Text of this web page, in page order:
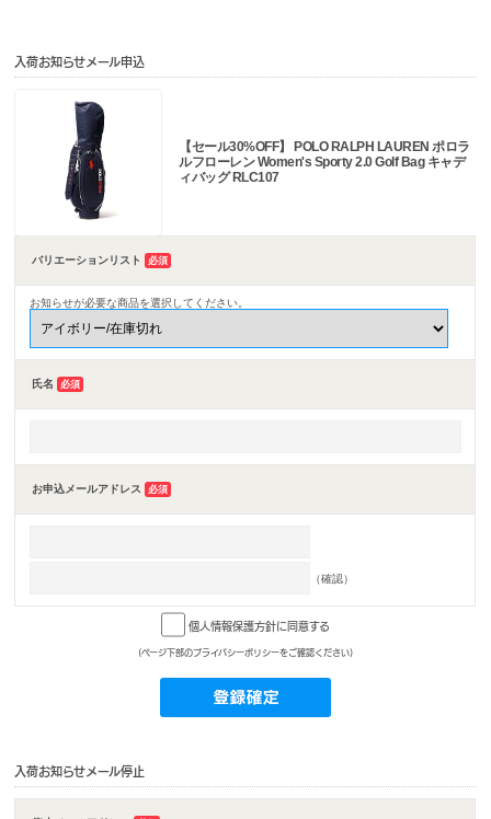
入荷お知らせメール申込
【セール30%OFF】 POLO RALPH LAUREN ポロラ
ルフローレン Women's Sporty 2.0 Golf Bag キャデ
ィバッグ RLC107
バリエーションリスト 必須
お知らせが必要な商品を選択してください。
氏名 必須
お申込メールアドレス 必須
（確認）
個人情報保護方針に同意する
(ページ下部のプライバシーポリシーをご確認ください)
入荷お知らせメール停止